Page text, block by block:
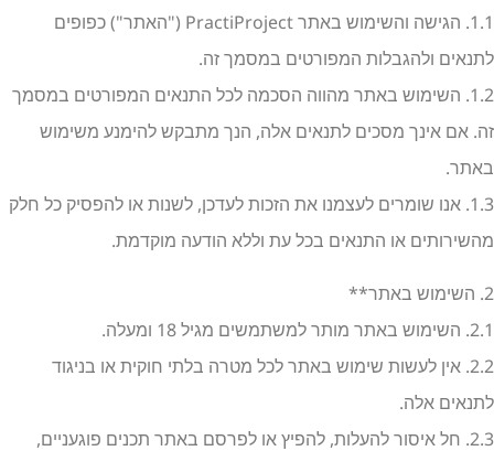
1.1. הגישה והשימוש באתר PractiProject ("האתר") כפופים
ולהגבלות המפורטים במסמך זה.
1.2. השימוש באתר מהווה הסכמה לכל התנאים המפורטים במסמך
אם אינך מסכים לתנאים אלה, הנך מתבקש להימנע משימוש
1.3. אנו שומרים לעצמנו את הזכות לעדכן, לשנות או להפסיק כל חלק
או התנאים בכל עת וללא הודעה מוקדמת.
מגיל 18 ומעלה.
2.2. אין לעשות שימוש באתר לכל מטרה בלתי חוקית או בניגוד
אלה.
2.3. חל איסור להעלות, להפיץ או לפרסם באתר תכנים פוגעניים,